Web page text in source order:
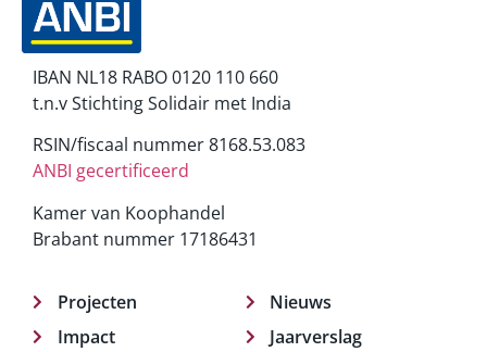
IBAN NL18 RABO 0120 110 660
t.n.v Stichting Solidair met India
RSIN/fiscaal nummer 8168.53.083
ANBI gecertificeerd
Kamer van Koophandel
Brabant nummer 17186431
Projecten
Impact
Nieuws
Jaarverslag